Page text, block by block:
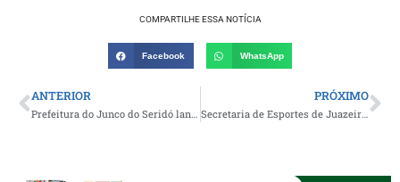
COMPARTILHE ESSA NOTÍCIA
Facebook WhatsApp
ANTERIOR
Prefeitura do Junco do Seridó lança calendário anual esportivo e abre inscrições para o Campeonato Municipal de Futsal
PRÓXIMO
Secretaria de Esportes de Juazeirinho promove neste sábado eventos esportivos em alusão ao Dia Internacional da Mulher